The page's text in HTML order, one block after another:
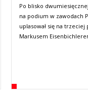
Po blisko
na podium w zawodach
uplasował się na
Markusem